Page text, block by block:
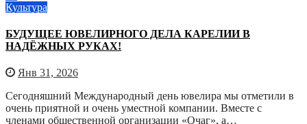
Культура
БУДУЩЕЕ ЮВЕЛИРНОГО ДЕЛА КАРЕЛИИ В
НАДЁЖНЫХ РУКАХ!
Янв 31, 2026
Сегодняшний Международный день ювелира мы отметили в
очень приятной и очень уместной компании. Вместе с
членами общественной организации «Очаг», а…